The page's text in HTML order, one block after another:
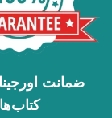
ضمانت
کتاب‌ها